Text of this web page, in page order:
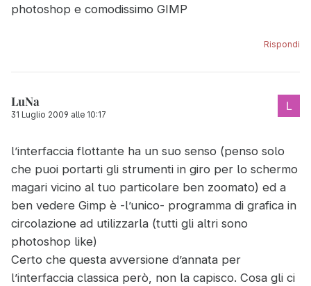
photoshop e comodissimo GIMP
Rispondi
LuNa
31 Luglio 2009 alle 10:17
l’interfaccia flottante ha un suo senso (penso solo
che puoi portarti gli strumenti in giro per lo schermo
magari vicino al tuo particolare ben zoomato) ed a
ben vedere Gimp è -l’unico- programma di grafica in
circolazione ad utilizzarla (tutti gli altri sono
photoshop like)
Certo che questa avversione d’annata per
l’interfaccia classica però, non la capisco. Cosa gli ci